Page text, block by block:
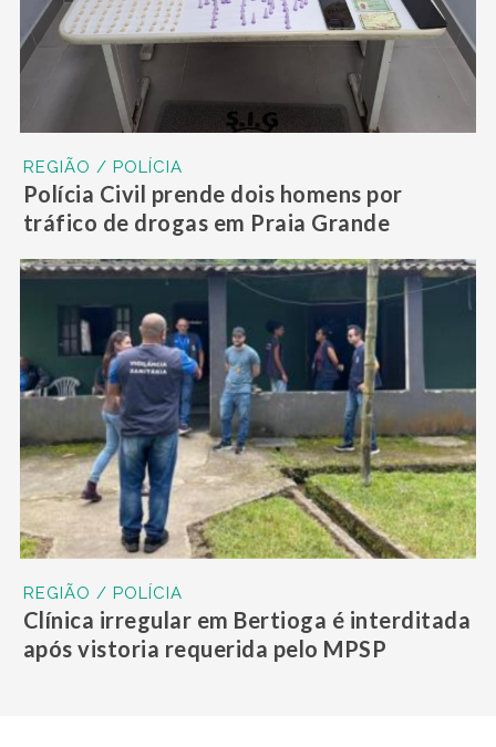
REGIÃO / POLÍCIA
Polícia Civil prende dois homens por
tráfico de drogas em Praia Grande
REGIÃO / POLÍCIA
Clínica irregular em Bertioga é interditada
após vistoria requerida pelo MPSP